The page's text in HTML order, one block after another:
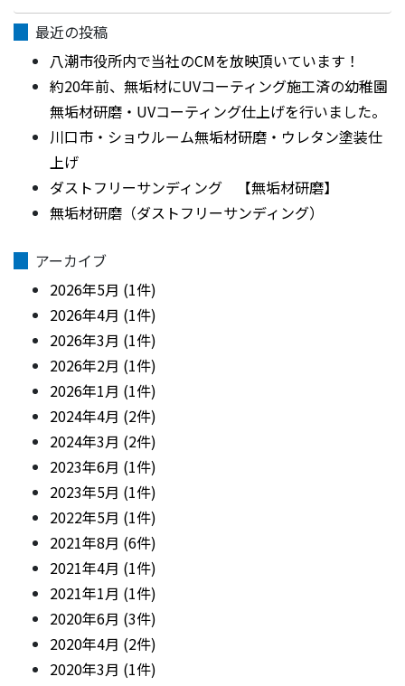
最近の投稿
八潮市役所内で当社のCMを放映頂いています！
約20年前、無垢材にUVコーティング施工済の幼稚園
無垢材研磨・UVコーティング仕上げを行いました。
川口市・ショウルーム無垢材研磨・ウレタン塗装仕
上げ
ダストフリーサンディング 【無垢材研磨】
無垢材研磨（ダストフリーサンディング）
アーカイブ
2026年5月 (1件)
2026年4月 (1件)
2026年3月 (1件)
2026年2月 (1件)
2026年1月 (1件)
2024年4月 (2件)
2024年3月 (2件)
2023年6月 (1件)
2023年5月 (1件)
2022年5月 (1件)
2021年8月 (6件)
2021年4月 (1件)
2021年1月 (1件)
2020年6月 (3件)
2020年4月 (2件)
2020年3月 (1件)